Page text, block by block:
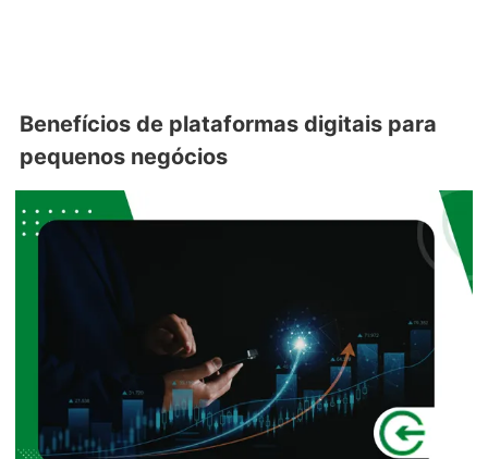
Benefícios de plataformas digitais para
pequenos negócios